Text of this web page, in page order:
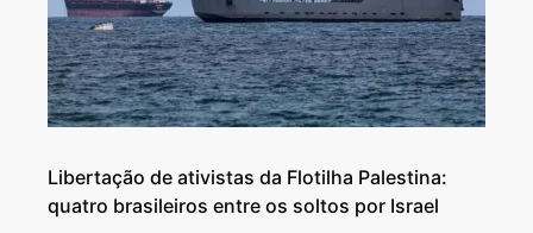
Libertação de ativistas da Flotilha Palestina:
quatro brasileiros entre os soltos por Israel